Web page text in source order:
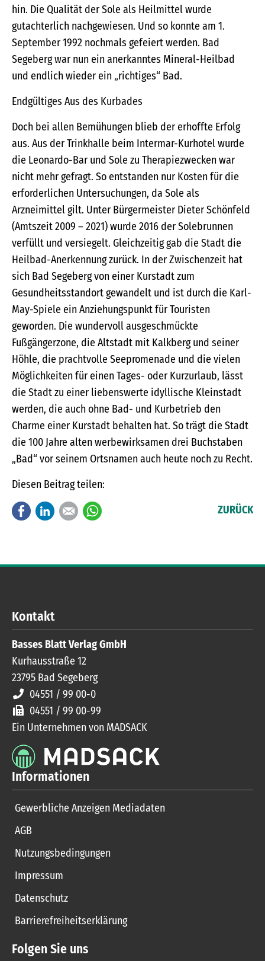
hin. Die Qualität der Sole als Heilmittel wurde
gutachterlich nachgewiesen. Und so konnte am 1.
September 1992 nochmals gefeiert werden. Bad
Segeberg war nun ein anerkanntes Mineral-Heilbad
und endlich wieder ein „richtiges“ Bad.
Endgültiges Aus des Kurbades
Doch bei allen Bemühungen blieb der erhoffte Erfolg
aus. Aus der Trinkhalle beim Intermar-Kurhotel wurde
die Leonardo-Bar und Sole zu Therapiezwecken war
nicht mehr gefragt. So entstanden nur Kosten für die
erforderlichen Untersuchungen, da Sole als
Arzneimittel gilt. Unter Bürgermeister Dieter Schönfeld
(Amtszeit 2009 – 2021) wurde 2016 der Solebrunnen
verfüllt und versiegelt. Gleichzeitig gab die Stadt die
Heilbad-Anerkennung zurück. In der Zwischenzeit hat
sich Bad Segeberg von einer Kurstadt zum
Gesundheitsstandort gewandelt und ist durch die Karl-
May-Spiele ein Anziehungspunkt für Touristen
geworden. Die wundervoll ausgeschmückte
Fußgängerzone, die Altstadt mit Kalkberg und seiner
Höhle, die prachtvolle Seepromenade und die vielen
Möglichkeiten für einen Tages- oder Kurzurlaub, lässt
die Stadt zu einer liebenswerte idyllische Kleinstadt
werden, die auch ohne Bad- und Kurbetrieb den
Charme einer Kurstadt behalten hat. So trägt die Stadt
die 100 Jahre alten werbewirksamen drei Buchstaben
„Bad“ vor seinem Ortsnamen auch heute noch zu Recht.
Diesen Beitrag teilen:
FacebookLinkedInE-mail ZURÜCK
Kontakt
Basses Blatt Verlag GmbH
Kurhausstraße 12
23795 Bad Segeberg
04551 / 99 00-0
04551 / 99 00-99
Ein Unternehmen von MADSACK
Informationen
Gewerbliche Anzeigen Mediadaten
AGB
Nutzungsbedingungen
Impressum
Datenschutz
Barrierefreiheitserklärung
Folgen Sie uns